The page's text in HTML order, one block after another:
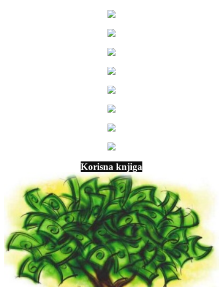
Korisna knjiga